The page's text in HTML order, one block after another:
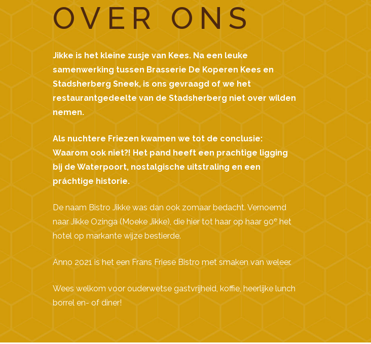
OVER ONS
Jikke is het kleine zusje van Kees. Na een leuke
samenwerking tussen Brasserie De Koperen Kees en
Stadsherberg Sneek, is ons gevraagd of we het
restaurantgedeelte van de Stadsherberg niet over wilden
nemen.
Als nuchtere Friezen kwamen we tot de conclusie:
Waarom ook niet?! Het pand heeft een prachtige ligging
bij de Waterpoort, nostalgische uitstraling en een
práchtige historie.
De naam Bistro Jikke was dan ook zomaar bedacht. Vernoemd
naar Jikke Ozinga (Moeke Jikke), die hier tot haar op haar 90ehet
hotel op markante wijze bestierde.
Anno 2021 is het een Frans Friese Bistro met smaken van weleer.
Wees welkom voor ouderwetse gastvrijheid, koffie, heerlijke lunch
borrel en- of diner!